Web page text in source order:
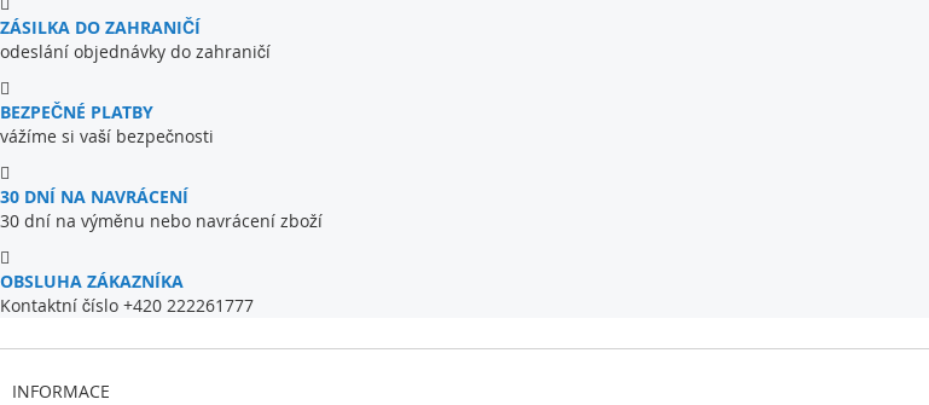
ZÁSILKA DO ZAHRANIČÍ
odeslání objednávky do zahraničí
BEZPEČNÉ PLATBY
vážíme si vaší bezpečnosti
30 DNÍ NA NAVRÁCENÍ
30 dní na výměnu nebo navrácení zboží
OBSLUHA ZÁKAZNÍKA
Kontaktní číslo +420 222261777
INFORMACE